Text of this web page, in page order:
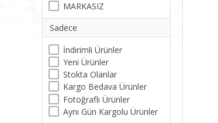
MARKASIZ
Sadece
İndirimli Ürünler
Yeni Ürünler
Stokta Olanlar
Kargo Bedava Ürünler
Fotoğraflı Ürünler
Aynı Gün Kargolu Ürünler